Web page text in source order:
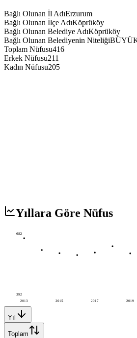
Bağlı Olunan İl AdıErzurum
Bağlı Olunan İlçe AdıKöprüköy
Bağlı Olunan Belediye AdıKöprüköy
Bağlı Olunan Belediyenin Niteliği
Toplam Nüfusu416
Erkek Nüfusu211
Kadın Nüfusu205
Yıllara Göre Nüfus
2013 2015 2017 2019
682
392
Yıl
Toplam